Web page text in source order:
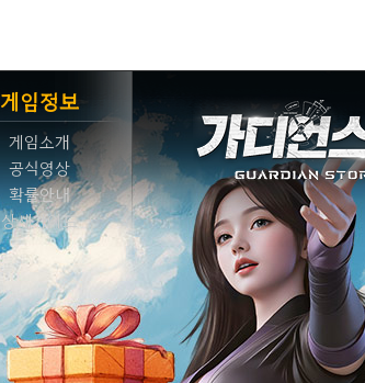
게임정보
게임소개
공식영상
확률안내
상세가이드